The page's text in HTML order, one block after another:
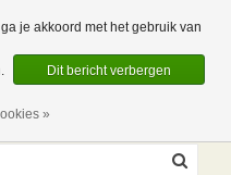
0 Artikelen
je akkoord met het gebruik van
Dit bericht verbergen
»